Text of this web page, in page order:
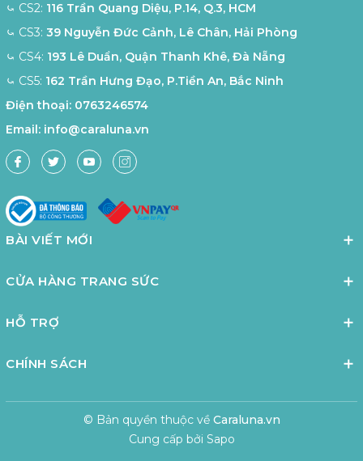
⤿ CS2: 116 Trần Quang Diệu, P.14, Q.3, HCM
⤿ CS3: 39 Nguyễn Đức Cảnh, Lê Chân, Hải Phòng
⤿ CS4: 193 Lê Duẩn, Quận Thanh Khê, Đà Nẵng
⤿ CS5: 162 Trần Hưng Đạo, P.Tiền An, Bắc Ninh
Điện thoại: 0763246574
Email: info@caraluna.vn
BÀI VIẾT MỚI
CỬA HÀNG TRANG SỨC
HỖ TRỢ
CHÍNH SÁCH
© Bản quyền thuộc về Caraluna.vn
Cung cấp bởi Sapo